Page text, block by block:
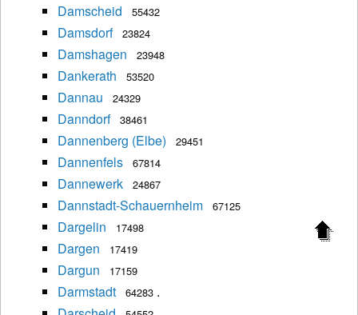
Damscheid 55432
Damsdorf 23824
Damshagen 23948
Dankerath 53520
Dannau 24329
Danndorf 38461
Dannenberg (Elbe) 29451
Dannenfels 67814
Dannewerk 24867
Dannstadt-Schauernheim 67125
Dargelin 17498
Dargen 17419
Dargun 17159
Darmstadt 64283 .